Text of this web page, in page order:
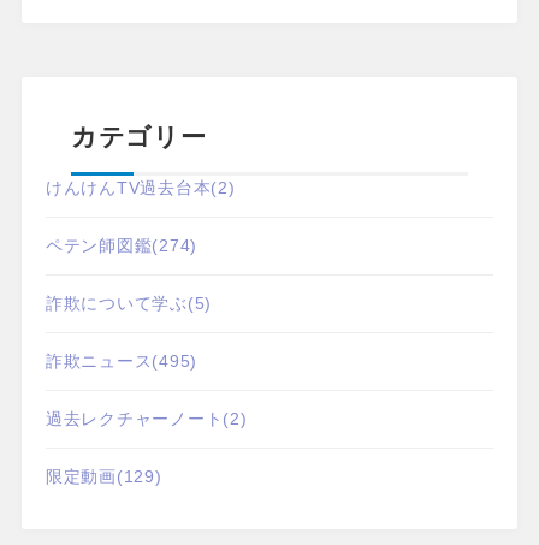
カテゴリー
けんけんTV過去台本(2)
ペテン師図鑑(274)
詐欺について学ぶ(5)
詐欺ニュース(495)
過去レクチャーノート (2)
限定動画(129)